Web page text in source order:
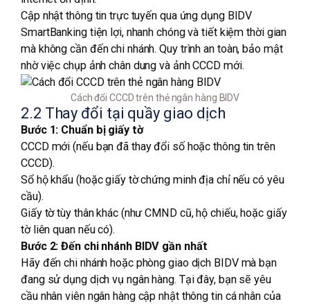
Cập nhật thông tin trực tuyến qua ứng dụng BIDV
SmartBanking tiện lợi, nhanh chóng và tiết kiệm thời gian
mà không cần đến chi nhánh. Quy trình an toàn, bảo mật
nhờ việc chụp ảnh chân dung và ảnh CCCD mới.
Cách đổi CCCD trên thẻ ngân hàng BIDV
2.2 Thay đổi tại quầy giao dịch
Bước 1: Chuẩn bị giấy tờ
CCCD mới (nếu bạn đã thay đổi số hoặc thông tin trên
CCCD).
Sổ hộ khẩu (hoặc giấy tờ chứng minh địa chỉ nếu có yêu
cầu).
Giấy tờ tùy thân khác (như CMND cũ, hộ chiếu, hoặc giấy
tờ liên quan nếu có).
Bước 2: Đến chi nhánh BIDV gần nhất
Hãy đến chi nhánh hoặc phòng giao dịch BIDV mà bạn
đang sử dụng dịch vụ ngân hàng. Tại đây, bạn sẽ yêu
cầu nhân viên ngân hàng cập nhật thông tin cá nhân của